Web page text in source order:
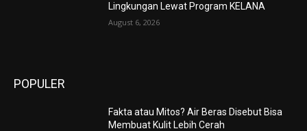
Lingkungan Lewat Program KELANA
August 6, 2026
POPULER
Fakta atau Mitos? Air Beras Disebut Bisa
Membuat Kulit Lebih Cerah